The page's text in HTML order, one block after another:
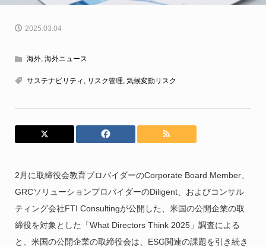
2025.03.04
海外, 海外ニュース
サステナビリティ , リスク管理, 気候変動リスク
2月に取締役会教育プロバイダーのCorporate Board Member、
GRCソリューションプロバイダーのDiligent、およびコンサル
ティング会社FTI Consultingが公開した、米国の公開企業の取
締役を対象とした「What Directors Think 2025」調査による
と、米国の公開企業の取締役会は、ESG関連の課題を引き続き